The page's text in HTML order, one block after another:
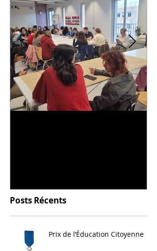
Posts Récents
Prix de l’Éducation Citoyenne